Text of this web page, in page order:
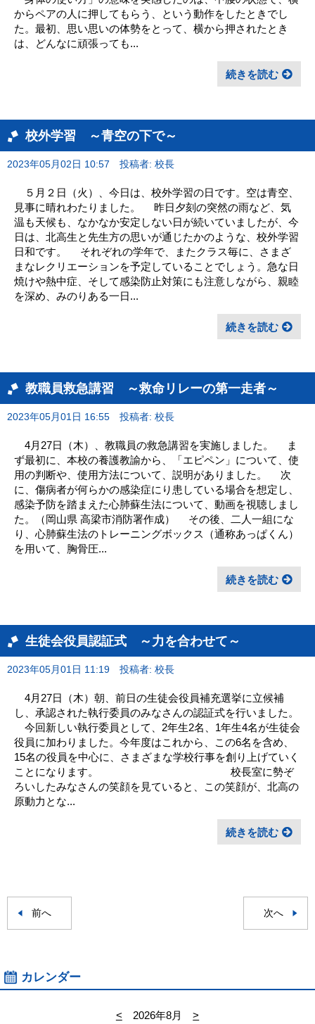
からペアの人に押してもらう、という動作をしたときでし
た。最初、思い思いの体勢をとって、横から押されたとき
は、どんなに頑張っても...
続きを読む
校外学習 ～青空の下で～
2023年05月02日 10:57 投稿者: 校長
５月２日（火）、今日は、校外学習の日です。空は青空、
見事に晴れわたりました。 昨日夕刻の突然の雨など、気
温も天候も、なかなか安定しない日が続いていましたが、今
日は、北高生と先生方の思いが通じたかのような、校外学習
日和です。 それぞれの学年で、またクラス毎に、さまざ
まなレクリエーションを予定していることでしょう。急な日
焼けや熱中症、そして感染防止対策にも注意しながら、親睦
を深め、みのりある一日...
続きを読む
教職員救急講習 ～救命リレーの第一走者～
2023年05月01日 16:55 投稿者: 校長
4月27日（木）、教職員の救急講習を実施しました。 ま
ず最初に、本校の養護教諭から、「エピペン」について、使
用の判断や、使用方法について、説明がありました。 次
に、傷病者が何らかの感染症にり患している場合を想定し、
感染予防を踏まえた心肺蘇生法について、動画を視聴しまし
た。（岡山県 高梁市消防署作成） その後、二人一組にな
り、心肺蘇生法のトレーニングボックス（通称あっぱくん）
を用いて、胸骨圧...
続きを読む
生徒会役員認証式 ～力を合わせて～
2023年05月01日 11:19 投稿者: 校長
4月27日（木）朝、前日の生徒会役員補充選挙に立候補
し、承認された執行委員のみなさんの認証式を行いました。
今回新しい執行委員として、2年生2名、1年生4名が生徒会
役員に加わりました。今年度はこれから、この6名を含め、
15名の役員を中心に、さまざまな学校行事を創り上げていく
ことになります。 校長室に勢ぞ
ろいしたみなさんの笑顔を見ていると、この笑顔が、北高の
原動力とな...
続きを読む
前へ 次へ
カレンダー
< 2026年8月
>